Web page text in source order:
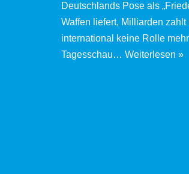
Deutschlands Pose als
Waffen liefert, Milliarden
international keine Rolle
Tagesschau… Weiterlesen »